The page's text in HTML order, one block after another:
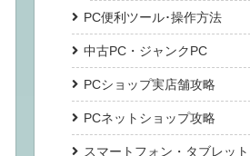
PC便利ツール･操作方法
中古PC・ジャンクPC
PCショップ実店舗攻略
PCネットショップ攻略
スマートフォン・タブレット